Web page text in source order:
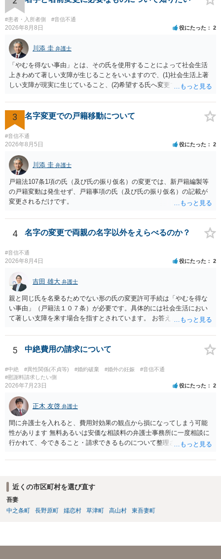
されません）。 診断書は単に病名の記載では足りず、その症状の発生
原因となった事実と、当該症状が医学的に裏付けられること、そして
その発生原因及び症状が現在の名を使用していることに関連している
こと、といった説明がなされているのが望ましい（むしろ必要）でし
ょう。 ただし、もし上記の理由の主張が難しい場合でも、一定期間通
称名を使用して、その後にいわゆる永年使用を理由とする許可申立て
を選択すれば、比較的緩やかに認められます。 氏の変更については、
本件では、(1)子の氏の変更許可（民法791条1項）と、(2)戸籍法107条1
項の氏の変更許可の2種類が考えられます。 (1)については、ご両親が
父の氏を称したいというケースが多い）。法律上は特に明文の要件が
なく、家庭裁判所が相当と認めれば許可されます。ただし、子の氏の
変更許可の場合、あなたは現在の戸籍からもう一方の親への戸籍に入
籍する（戻る）という戸籍変動になるため、成人した子からの変更許
可申立てにおいては、入籍先である親（及びそこに同籍している配偶
者や15歳以上の子）の同意があるかどうかが重視されるケースが多い
です。 (2)については、「やむを得ない事由」が必要とされます。これ
は、名の変更許可よりも厳重な要件であるとされ、本件のような精神
的・心理的な理由ではなかなかハードルが高いところですが、親から
性的虐待を受けていたケースで氏変更を許可した事案がありますの
立て前に分籍届によってあなたの単独戸籍を編成しておく必要がある
とをお勧めします。
#患者・入所者側 #音信不通
2026年8月8日 役にたった 2
川添 圭 弁護士
「やむを得ない事由」とは、その氏を使用することによって社会生活
上きわめて著しい支障が生じることをいいますので、(1)社会生活上著
しい支障が現実に生じていること、(2)希望する氏へ変更できればその
できるかどうかがポイントです。 記録中に現れた一切の事情が判断対
象ですので、上記(1)と(2)を説明できる資料は全て（ただし理路整然
に）提出することが必要になります。「フラッシュバック」とのこと
なので、例えば、医学上確立されているPTSDの診断基準に合致した説
明とそれに沿う資料の提出が必要になってくるように思います。 精神
的・心理的な理由の氏変更は様々な意味でハードルがかなり高く、弁
護士へ依頼しても苦労することが強く予想されるところです。、もし
本人申立てをお考えであれば、医学知識はもちろん法律知識も要求さ
れますので、性急な申立てをせず、知識と資料をしっかりと揃えて、
万全の体制で申立てに臨んだ方がよいと思われます。
3 名字変更での戸籍移動について
#音信不通
2026年8月5日 役にたった 2
川添 圭 弁護士
戸籍法107条1項の氏（及び氏の振り仮名）の変更では、新戸籍編製等
の戸籍変動は発生せず、戸籍事項の氏（及び氏の振り仮名）の記載が
変更されるだけです。
4 名字の変更で両親の名字以外をえらべるのか？
#音信不通
2026年8月4日 役にたった 2
吉田 雄大 弁護士
親と同じ氏を名乗るためでない形の氏の変更許可手続は「やむを得な
い事由」（戸籍法１０７条）が必要です。具体的には社会生活におい
て著しい支障を来す場合を指すとされています。 お答えとしては、理
支障」の具体的判断の中で、現在の氏を使い続けることがなぜよくな
いのかが審理判断されることになる、というものになります。
5 中絶費用の請求について
#中絶 #異性関係(不貞等) #婚約破棄 #婚外の妊娠
#音信不通
#慰謝料請求したい側
2026年7月23日 役にたった 2
正木 友啓 弁護士
間に弁護士を入れると、費用対効果の観点から損になってしまう可能
性があります 無料あるいは安価な相談料の弁護士事務所に一度相談に
行かれて、今できること・請求できるものについて整理されるのがよ
近くの市区町村を選び直す
吾妻
中之条町
長野原町 嬬恋村 草津町 高山村 東吾妻町